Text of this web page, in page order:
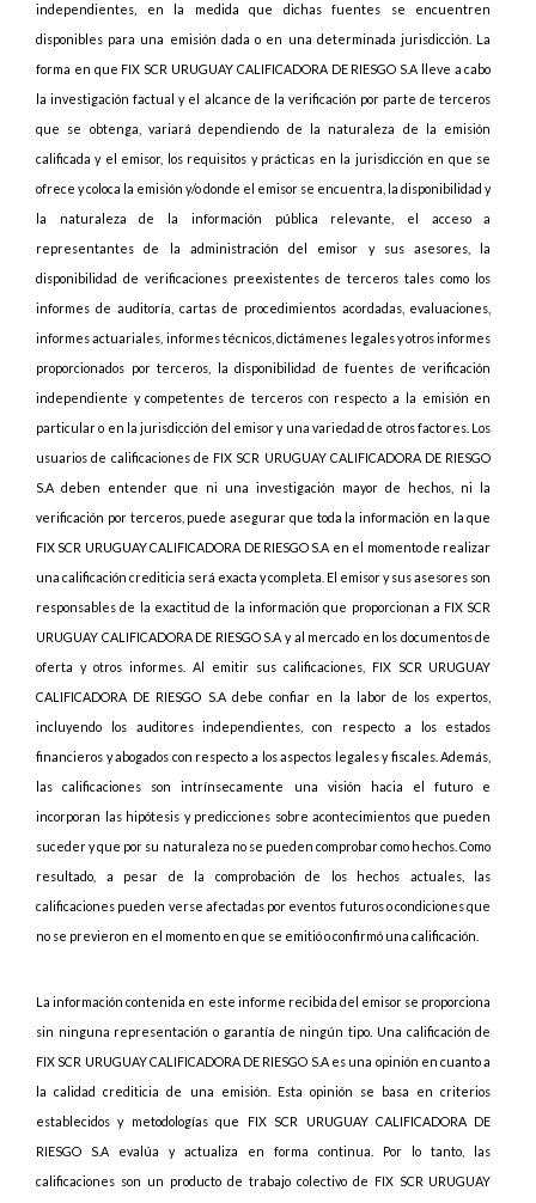
independientes, en la medida que dichas fuentes se encuentren
disponibles para una emisión dada o en una determinada jurisdicción. La
forma en que FIX SCR URUGUAY CALIFICADORA DE RIESGO S.A lleve a cabo
la investigación factual y el alcance de la verificación por parte de terceros
que se obtenga, variará dependiendo de la naturaleza de la emisión
calificada y el emisor, los requisitos y prácticas en la jurisdicción en que se
ofrece y coloca la emisión y/o donde el emisor se encuentra, la disponibilidad y
la naturaleza de la información pública relevante, el acceso a
representantes de la administración del emisor y sus asesores, la
disponibilidad de verificaciones preexistentes de terceros tales como los
informes de auditoría, cartas de procedimientos acordadas, evaluaciones,
informes actuariales, informes técnicos, dictámenes legales y otros informes
proporcionados por terceros, la disponibilidad de fuentes de verificación
independiente y competentes de terceros con respecto a la emisión en
particular o en la jurisdicción del emisor y una variedad de otros factores. Los
usuarios de calificaciones de FIX SCR URUGUAY CALIFICADORA DE RIESGO
S.A deben entender que ni una investigación mayor de hechos, ni la
verificación por terceros, puede asegurar que toda la información en la que
FIX SCR URUGUAY CALIFICADORA DE RIESGO S.A en el momento de realizar
una calificación crediticia será exacta y completa. El emisor y sus asesores son
responsables de la exactitud de la información que proporcionan a FIX SCR
URUGUAY CALIFICADORA DE RIESGO S.A y al mercado en los documentos de
oferta y otros informes. Al emitir sus calificaciones, FIX SCR URUGUAY
CALIFICADORA DE RIESGO S.A debe confiar en la labor de los expertos,
incluyendo los auditores independientes, con respecto a los estados
financieros y abogados con respecto a los aspectos legales y fiscales. Además,
las calificaciones son intrínsecamente una visión hacia el futuro e
incorporan las hipótesis y predicciones sobre acontecimientos que pueden
suceder y que por su naturaleza no se pueden comprobar como hechos. Como
resultado, a pesar de la comprobación de los hechos actuales, las
calificaciones pueden verse afectadas por eventos futuros o condiciones que
no se previeron en el momento en que se emitió o confirmó una calificación.
La información contenida en este informe recibida del emisor se proporciona
sin ninguna representación o garantía de ningún tipo. Una calificación de
FIX SCR URUGUAY CALIFICADORA DE RIESGO S.A es una opinión en cuanto a
la calidad crediticia de una emisión. Esta opinión se basa en criterios
establecidos y metodologías que FIX SCR URUGUAY CALIFICADORA DE
RIESGO S.A evalúa y actualiza en forma continua. Por lo tanto, las
calificaciones son un producto de trabajo colectivo de FIX SCR URUGUAY